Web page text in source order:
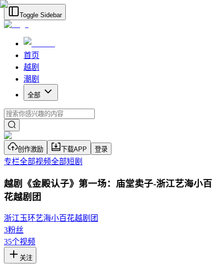
Toggle Sidebar
首页
越剧
潮剧
全部
创作激励 下载APP 登录
专栏全部视频全部短剧
越剧《金殿认子》第一场：庙堂卖子-浙江艺海小百
花越剧团
浙江玉环艺海小百花越剧团
3粉丝
35个视频
关注